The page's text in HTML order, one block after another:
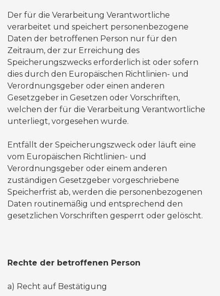
Der für die Verarbeitung Verantwortliche
verarbeitet und speichert personenbezogene
Daten der betroffenen Person nur für den
Zeitraum, der zur Erreichung des
Speicherungszwecks erforderlich ist oder sofern
dies durch den Europäischen Richtlinien- und
Verordnungsgeber oder einen anderen
Gesetzgeber in Gesetzen oder Vorschriften,
welchen der für die Verarbeitung Verantwortliche
unterliegt, vorgesehen wurde.
Entfällt der Speicherungszweck oder läuft eine
vom Europäischen Richtlinien- und
Verordnungsgeber oder einem anderen
zuständigen Gesetzgeber vorgeschriebene
Speicherfrist ab, werden die personenbezogenen
Daten routinemäßig und entsprechend den
gesetzlichen Vorschriften gesperrt oder gelöscht.
Rechte der betroffenen Person
a) Recht auf Bestätigung